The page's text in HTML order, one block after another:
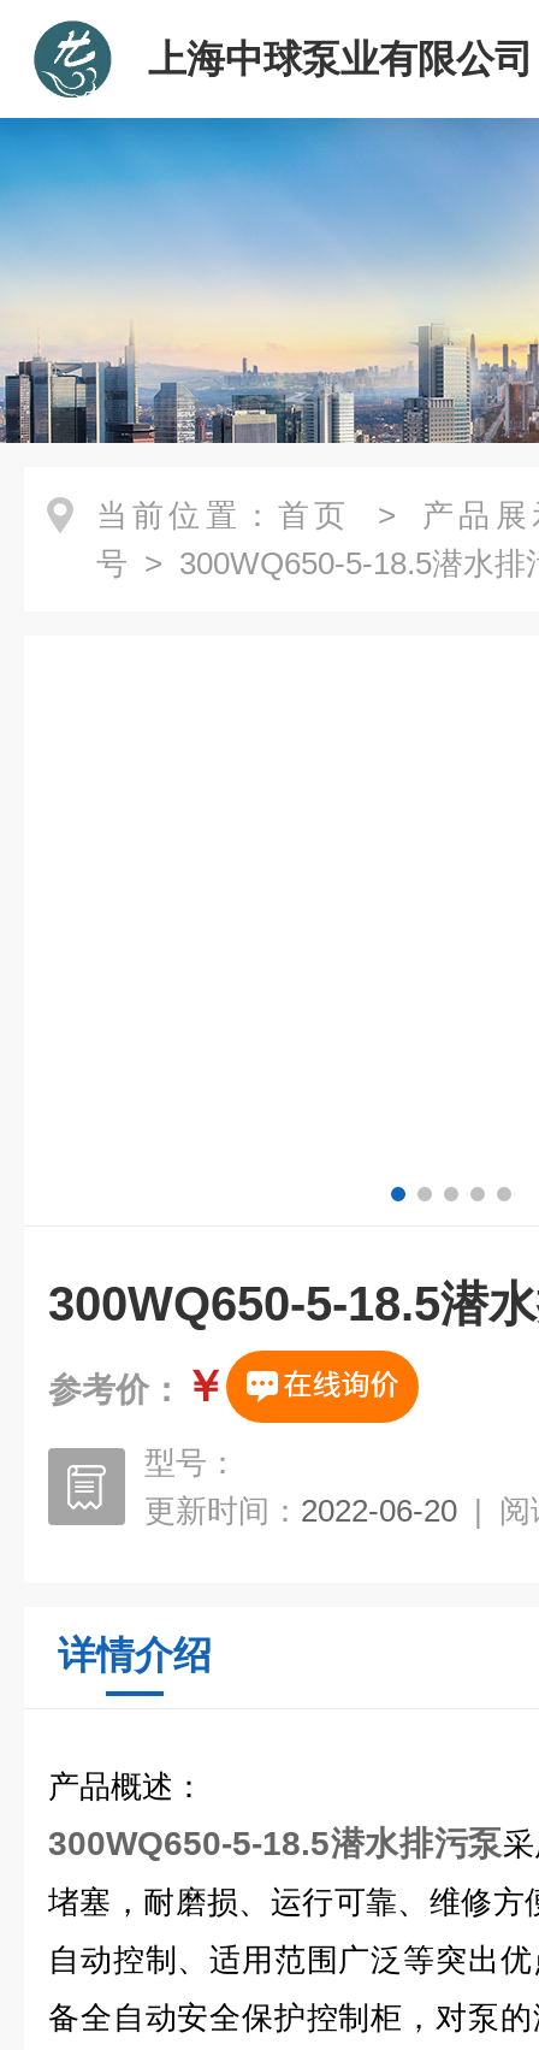
上海中球泵业有限公司
当前位置： 首页 > 产品展
号 > 300WQ650-5-18.5潜水排
300WQ650-5-18.5潜
参考价： ￥
型号：
更新时间： 2022-06-20 | 阅
详情介绍
产品概述：
300WQ650-5-18.5潜水排污泵
堵塞，耐磨损、运行可靠、维修方
自动控制、适用范围广泛等突出
备全自动安全保护控制柜，对泵